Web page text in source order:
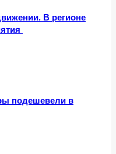
В регионе
подешевели в